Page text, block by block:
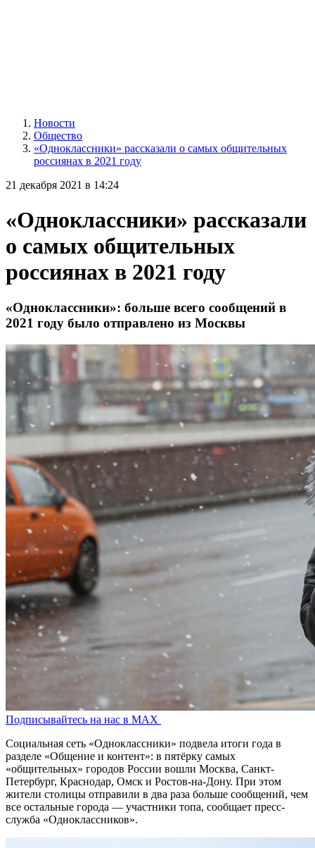
Новости
Общество
«Одноклассники» рассказали о самых общительных
россиянах в 2021 году
21 декабря 2021 в 14:24
«Одноклассники» рассказали
о самых общительных
россиянах в 2021 году
«Одноклассники»: больше всего сообщений в
2021 году было отправлено из Москвы
Подписывайтесь на нас в MAX
Социальная сеть «Одноклассники» подвела итоги года в
разделе «Общение и контент»: в пятёрку самых
«общительных» городов России вошли Москва, Санкт-
Петербург, Краснодар, Омск и Ростов-на-Дону. При этом
жители столицы отправили в два раза больше сообщений, чем
все остальные города — участники топа, сообщает пресс-
служба «Одноклассников».